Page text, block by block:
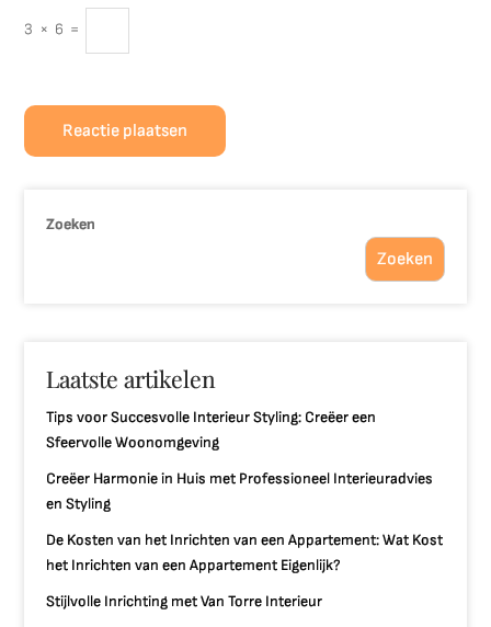
3 × 6 =
Zoeken
Zoeken
Laatste artikelen
Tips voor Succesvolle Interieur Styling: Creëer een
Sfeervolle Woonomgeving
Creëer Harmonie in Huis met Professioneel Interieuradvies
en Styling
De Kosten van het Inrichten van een Appartement: Wat Kost
het Inrichten van een Appartement Eigenlijk?
Stijlvolle Inrichting met Van Torre Interieur